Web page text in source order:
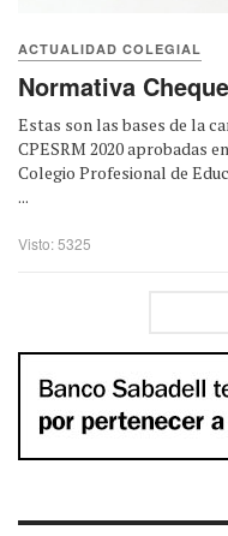
ACTUALIDAD COLEGIAL
Normativa
Estas son las bases de la
CPESRM 2020 aprobadas
Colegio Profesional de
...
Visto: 5325